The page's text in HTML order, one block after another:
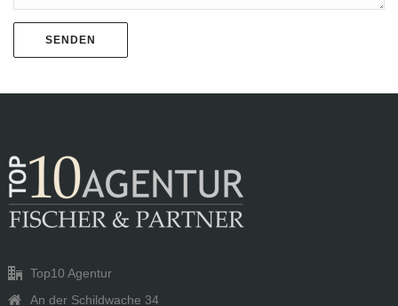
Top10 Agentur
An der Schildwache 34